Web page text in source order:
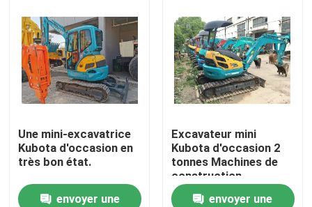
Produits
Vidéos
Une mini-excavatrice
Kubota d'occasion en
très bon état.
envoyer une
Excavateur mini
Kubota d'occasion 2
tonnes Machines de
construction
d'occasion
envoyer une